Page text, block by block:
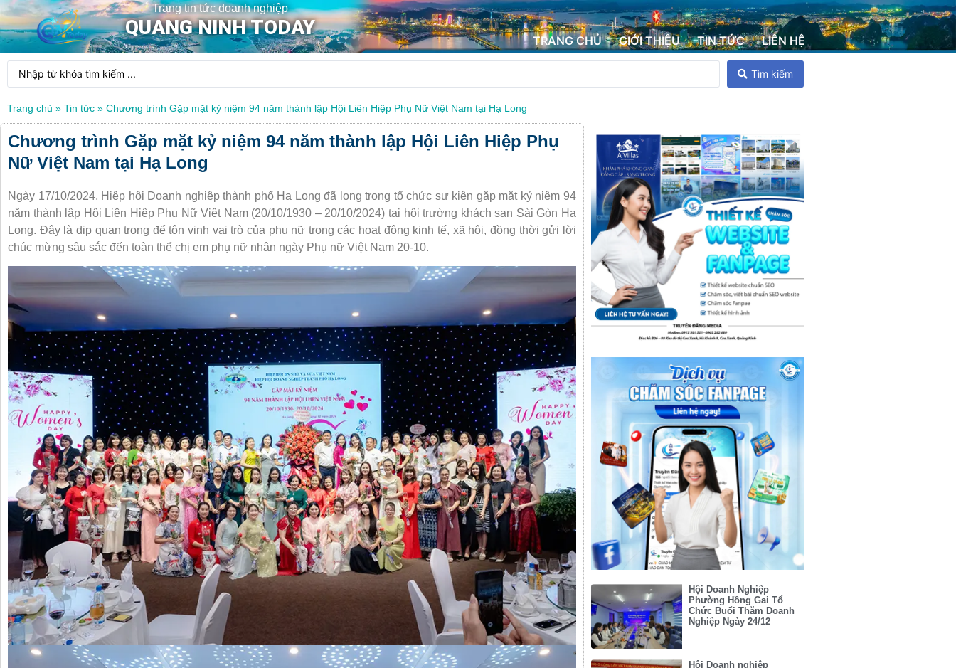
Trang tin tức doanh nghiệp
QUANG NINH TODAY
TRANG CHỦ GIỚI THIỆU TIN TỨC LIÊN HỆ
Tìm kiếm
Trang chủ » Tin tức » Chương trình Gặp mặt kỷ niệm 94 năm thành lập Hội Liên Hiệp Phụ Nữ Việt Nam tại Hạ Long
Chương trình Gặp mặt kỷ niệm 94 năm thành lập Hội Liên Hiệp Phụ
Nữ Việt Nam tại Hạ Long
Ngày 17/10/2024, Hiệp hội Doanh nghiệp thành phố Hạ Long đã long trọng tổ chức sự kiện gặp mặt kỷ niệm 94
năm thành lập Hội Liên Hiệp Phụ Nữ Việt Nam (20/10/1930 – 20/10/2024) tại hội trường khách sạn Sài Gòn Hạ
Long. Đây là dịp quan trọng để tôn vinh vai trò của phụ nữ trong các hoạt động kinh tế, xã hội, đồng thời gửi lời
chúc mừng sâu sắc đến toàn thể chị em phụ nữ nhân ngày Phụ nữ Việt Nam 20-10.
Hội Doanh Nghiệp
Phường Hồng Gai Tổ
Chức Buổi Thăm Doanh
Nghiệp Ngày 24/12
Hội Doanh nghiệp